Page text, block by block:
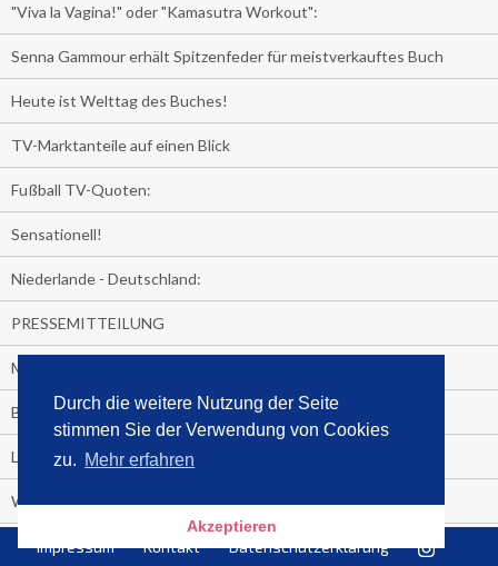
Durch die weitere Nutzung der Seite
stimmen Sie der Verwendung von Cookies
zu. Mehr erfahren
Akzeptieren
"Viva la Vagina!" oder "Kamasutra Workout":
Senna Gammour erhält Spitzenfeder für meistverkauftes Buch
Heute ist Welttag des Buches!
TV-Marktanteile auf einen Blick
Fußball TV-Quoten:
Sensationell!
Niederlande - Deutschland:
PRESSEMITTEILUNG
Media Control eBook-Panel
BIATHLON-WM im TV
Lagerfelds N°5
Wer schaut täglich fast sieben Stunden Fernsehen?
Es Pilchert allerorten
Impressum Kontakt Datenschutzerklärung